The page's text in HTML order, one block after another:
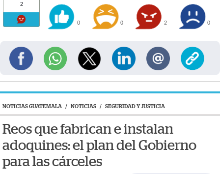
2
0 0 2 0
NOTICIAS GUATEMALA / NOTICIAS / SEGURIDAD Y JUSTICIA
Reos que fabrican e instalan
adoquines: el plan del Gobierno
para las cárceles